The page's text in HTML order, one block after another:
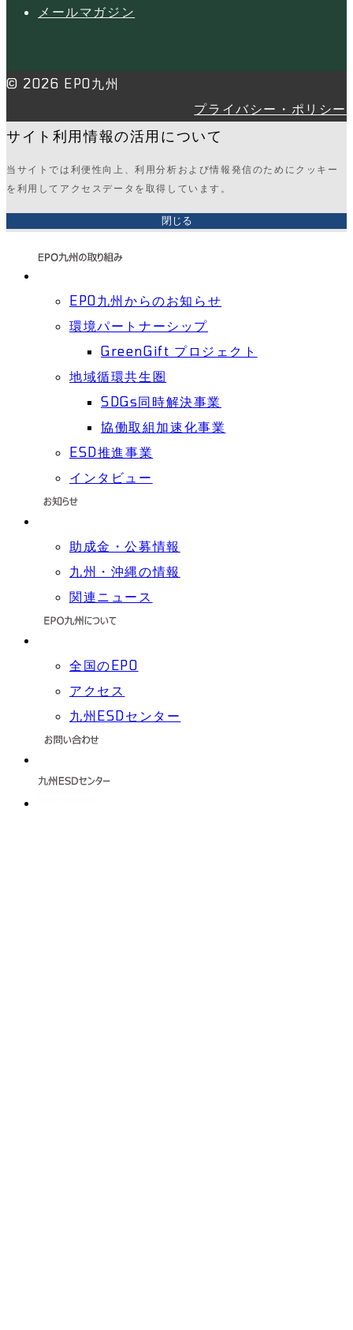
メールマガジン
© 2026 EPO九州
プライバシー・ポリシー
サイト利用情報の活用について
当サイトでは利便性向上、利用分析および情報発信のためにクッキー
を利用してアクセスデータを取得しています。
閉じる
EPO九州からのお知らせ
環境パートナーシップ
GreenGift プロジェクト
地域循環共生圏
SDGs同時解決事業
協働取組加速化事業
ESD推進事業
インタビュー
助成金・公募情報
九州・沖縄の情報
関連ニュース
全国のEPO
アクセス
九州ESDセンター